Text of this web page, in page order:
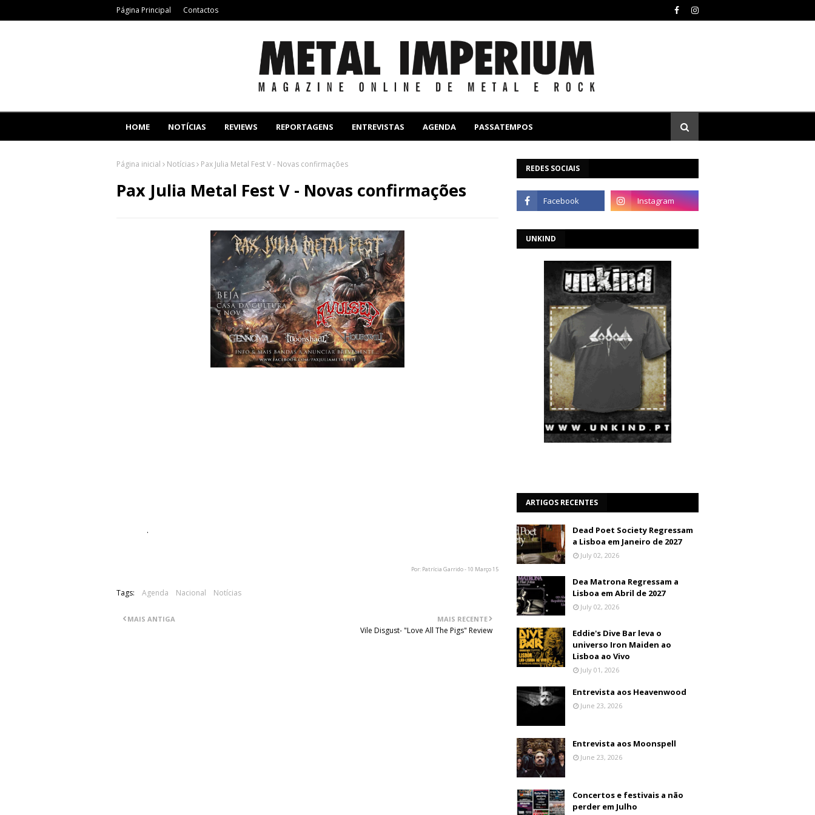
Página Principal Contactos
HOME NOTÍCIAS REVIEWS REPORTAGENS ENTREVISTAS AGENDA PASSATEMPOS
Página inicial Notícias Pax Julia Metal Fest V - Novas confirmações
Pax Julia Metal Fest V - Novas confirmações
.
Por: Patrícia Garrido - 10 Março 15
Tags: Agenda Nacional Notícias
MAIS RECENTE
Vile Disgust- "Love All The Pigs" Review
MAIS ANTIGA
REDES SOCIAIS
UNKIND
ARTIGOS RECENTES
Dead Poet Society Regressam
a Lisboa em Janeiro de 2027
July 02, 2026
Dea Matrona Regressam a
Lisboa em Abril de 2027
July 02, 2026
Eddie's Dive Bar leva o
universo Iron Maiden ao
Lisboa ao Vivo
July 01, 2026
Entrevista aos Heavenwood
June 23, 2026
Entrevista aos Moonspell
June 23, 2026
Concertos e festivais a não
perder em Julho